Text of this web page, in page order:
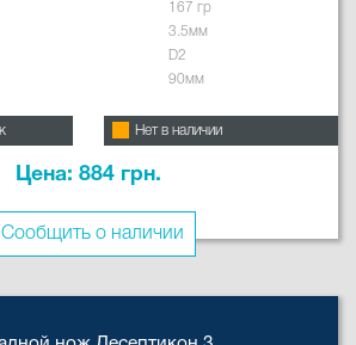
167 гр
3.5мм
D2
90мм
Нет в наличии
Цена: 884 грн.
Сообщить о наличии